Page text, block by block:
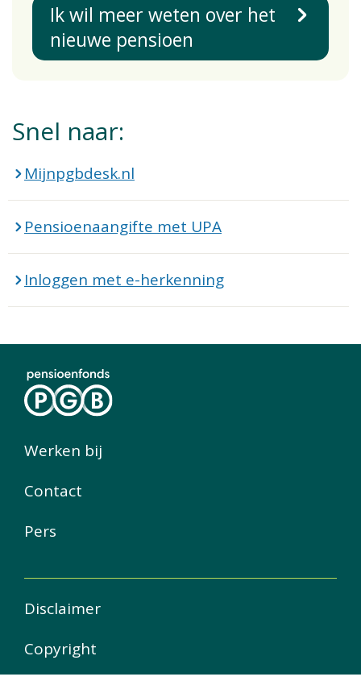
Ik wil meer weten over het
nieuwe pensioen
Snel naar:
Mijnpgbdesk.nl
Pensioenaangifte met UPA
Inloggen met e-herkenning
Werken bij
Contact
Pers
Disclaimer
Copyright